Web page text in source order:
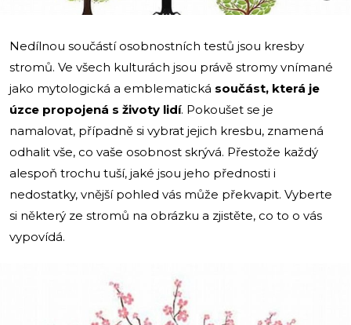
Nedílnou součástí osobnostních testů jsou kresby
stromů. Ve všech kulturách jsou právě stromy vnímané
jako mytologická a emblematická součást, která je
úzce propojená s životy lidí. Pokoušet se je
namalovat, případně si vybrat jejich kresbu, znamená
odhalit vše, co vaše osobnost skrývá. Přestože každý
alespoň trochu tuší, jaké jsou jeho přednosti i
nedostatky, vnější pohled vás může překvapit. Vyberte
si některý ze stromů na obrázku a zjistěte, co to o vás
vypovídá.